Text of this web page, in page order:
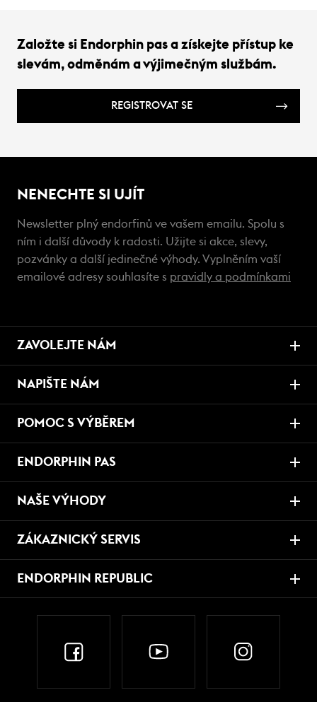
Založte si Endorphin pas a získejte přístup ke
slevám, odměnám a výjimečným službám.
REGISTROVAT SE
NENECHTE SI UJÍT
Newsletter plný endorfinů ve vašem emailu. Spolu s
ním i další důvody k radosti. Užijte si akce, slevy,
pozvánky a další jedinečné výhody. Vyplněním vaší
emailové adresy souhlasíte s pravidly a podmínkami
ZAVOLEJTE NÁM
NAPIŠTE NÁM
POMOC S VÝBĚREM
ENDORPHIN PAS
NAŠE VÝHODY
ZÁKAZNICKÝ SERVIS
ENDORPHIN REPUBLIC